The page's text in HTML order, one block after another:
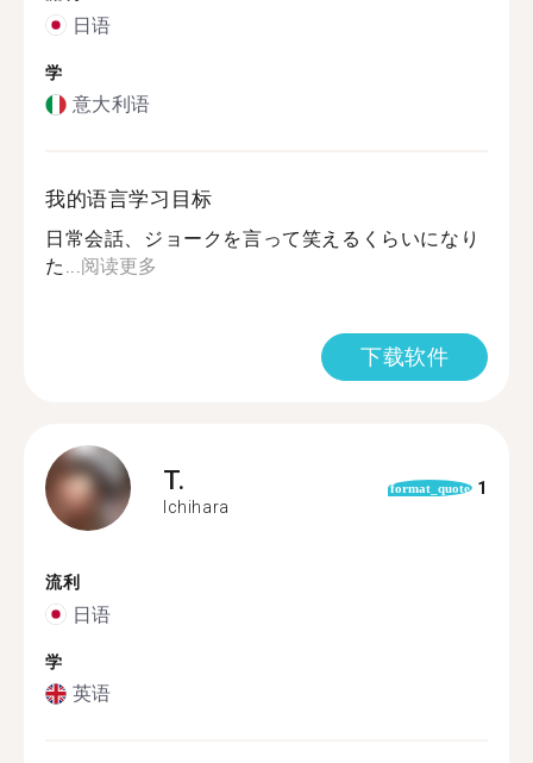
日语
学
意大利语
我的语言学习目标
日常会話、ジョークを言って笑えるくらいになり
た...阅读更多
下载软件
T.
Ichihara
format_quote 1
流利
日语
学
英语